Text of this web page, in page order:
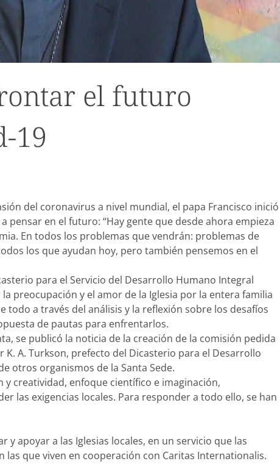
el futuro
19
del coronavirus a nivel mundial, el papa Francisco inició
pensar en el futuro: “Hay gente que desde ahora empieza
En todos los problemas que vendrán: problemas de
los que ayudan hoy, pero también pensemos en el
para el Servicio del Desarrollo Humano Integral
preocupación y el amor de la Iglesia por la entera familia
todo a través del análisis y la reflexión sobre los desafíos
de pautas para enfrentarlos.
se publicó la noticia de la creación de la comisión pedida
A. Turkson, prefecto del Dicasterio para el Desarrollo
otros organismos de la Santa Sede.
creatividad, enfoque científico e imaginación,
las exigencias locales. Para responder a todo ello, se han
y apoyar a las Iglesias locales, en un servicio que las
que viven en cooperación con Caritas Internationalis.